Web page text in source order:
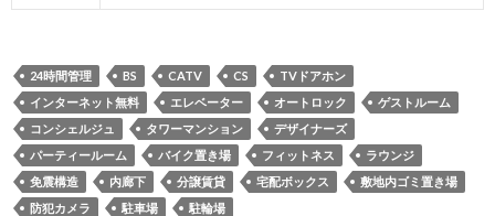
24時間管理 BS CATV CS
TVドアホン
インターネット無料
エレベーター オートロック
ゲストルーム
コンシェルジュ
タワーマンション
デザイナーズ
パーティールーム
バイク置き場 フィットネス
ラウンジ
免震構造
内廊下 分譲賃貸 宅配ボックス
敷地内ゴミ置き場
防犯カメラ
駐車場 駐輪場